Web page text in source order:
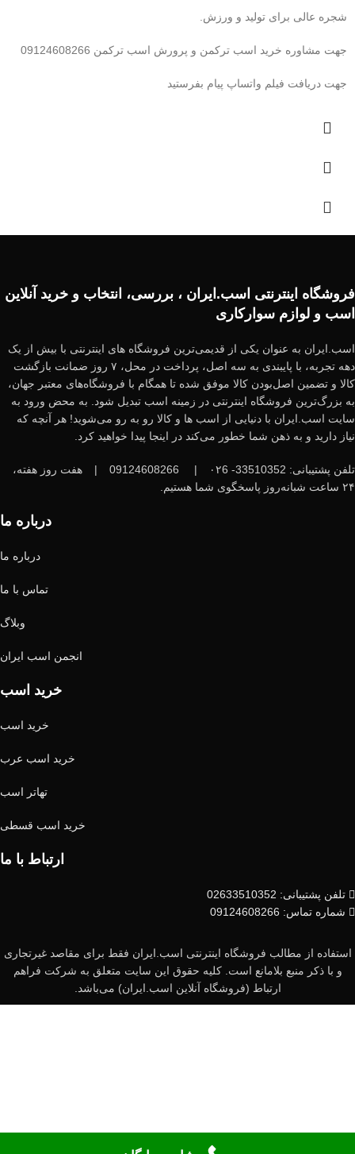
شجره عالی برای تولید و ورزش.
جهت مشاوره خرید اسب ترکمن و پرورش اسب ترکمن 09124608266
جهت دریافت فیلم واتساپ پیام بفرستید
فروشگاه اینترنتی اسب.ایران ، بررسی، انتخاب و خرید آنلاین
اسب و لوازم سوارکاری
اسب.ایران به عنوان یکی از قدیمی‌ترین فروشگاه های اینترنتی با بیش از یک
دهه تجربه، با پایبندی به سه اصل، پرداخت در محل، ۷ روز ضمانت بازگشت
کالا و تضمین اصل‌بودن کالا موفق شده تا همگام با فروشگاه‌های معتبر جهان،
به بزرگ‌ترین فروشگاه اینترنتی در زمینه اسب تبدیل شود. به محض ورود به
سایت اسب.ایران با دنیایی از اسب ها و کالا رو به رو می‌شوید! هر آنچه که
نیاز دارید و به ذهن شما خطور می‌کند در اینجا پیدا خواهید کرد.
تلفن پشتیبانی: 33510352- ۰۲6 |
|
هفت روز هفته،
۲۴ ساعت شبانه‌روز پاسخگوی شما هستیم.
درباره ما
درباره ما
تماس با ما
وبلاگ
انجمن اسب ایران
خرید اسب
خرید اسب
خرید اسب عرب
تهاتر اسب
خرید اسب قسطی
ارتباط با ما
تلفن پشتیبانی: 02633510352
شماره تماس: 09124608266
استفاده از مطالب فروشگاه اینترنتی اسب.ایران فقط برای مقاصد غیرتجاری
و با ذکر منبع بلامانع است. کلیه حقوق این سایت متعلق به شرکت فراهم
ارتباط (فروشگاه آنلاین اسب.ایران) می‌باشد.